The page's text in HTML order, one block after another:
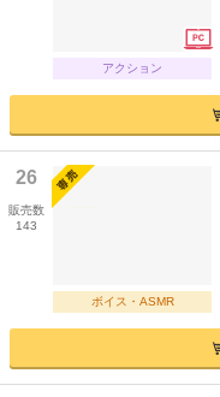
アクション
26
販売数
143
ボイス・ASMR